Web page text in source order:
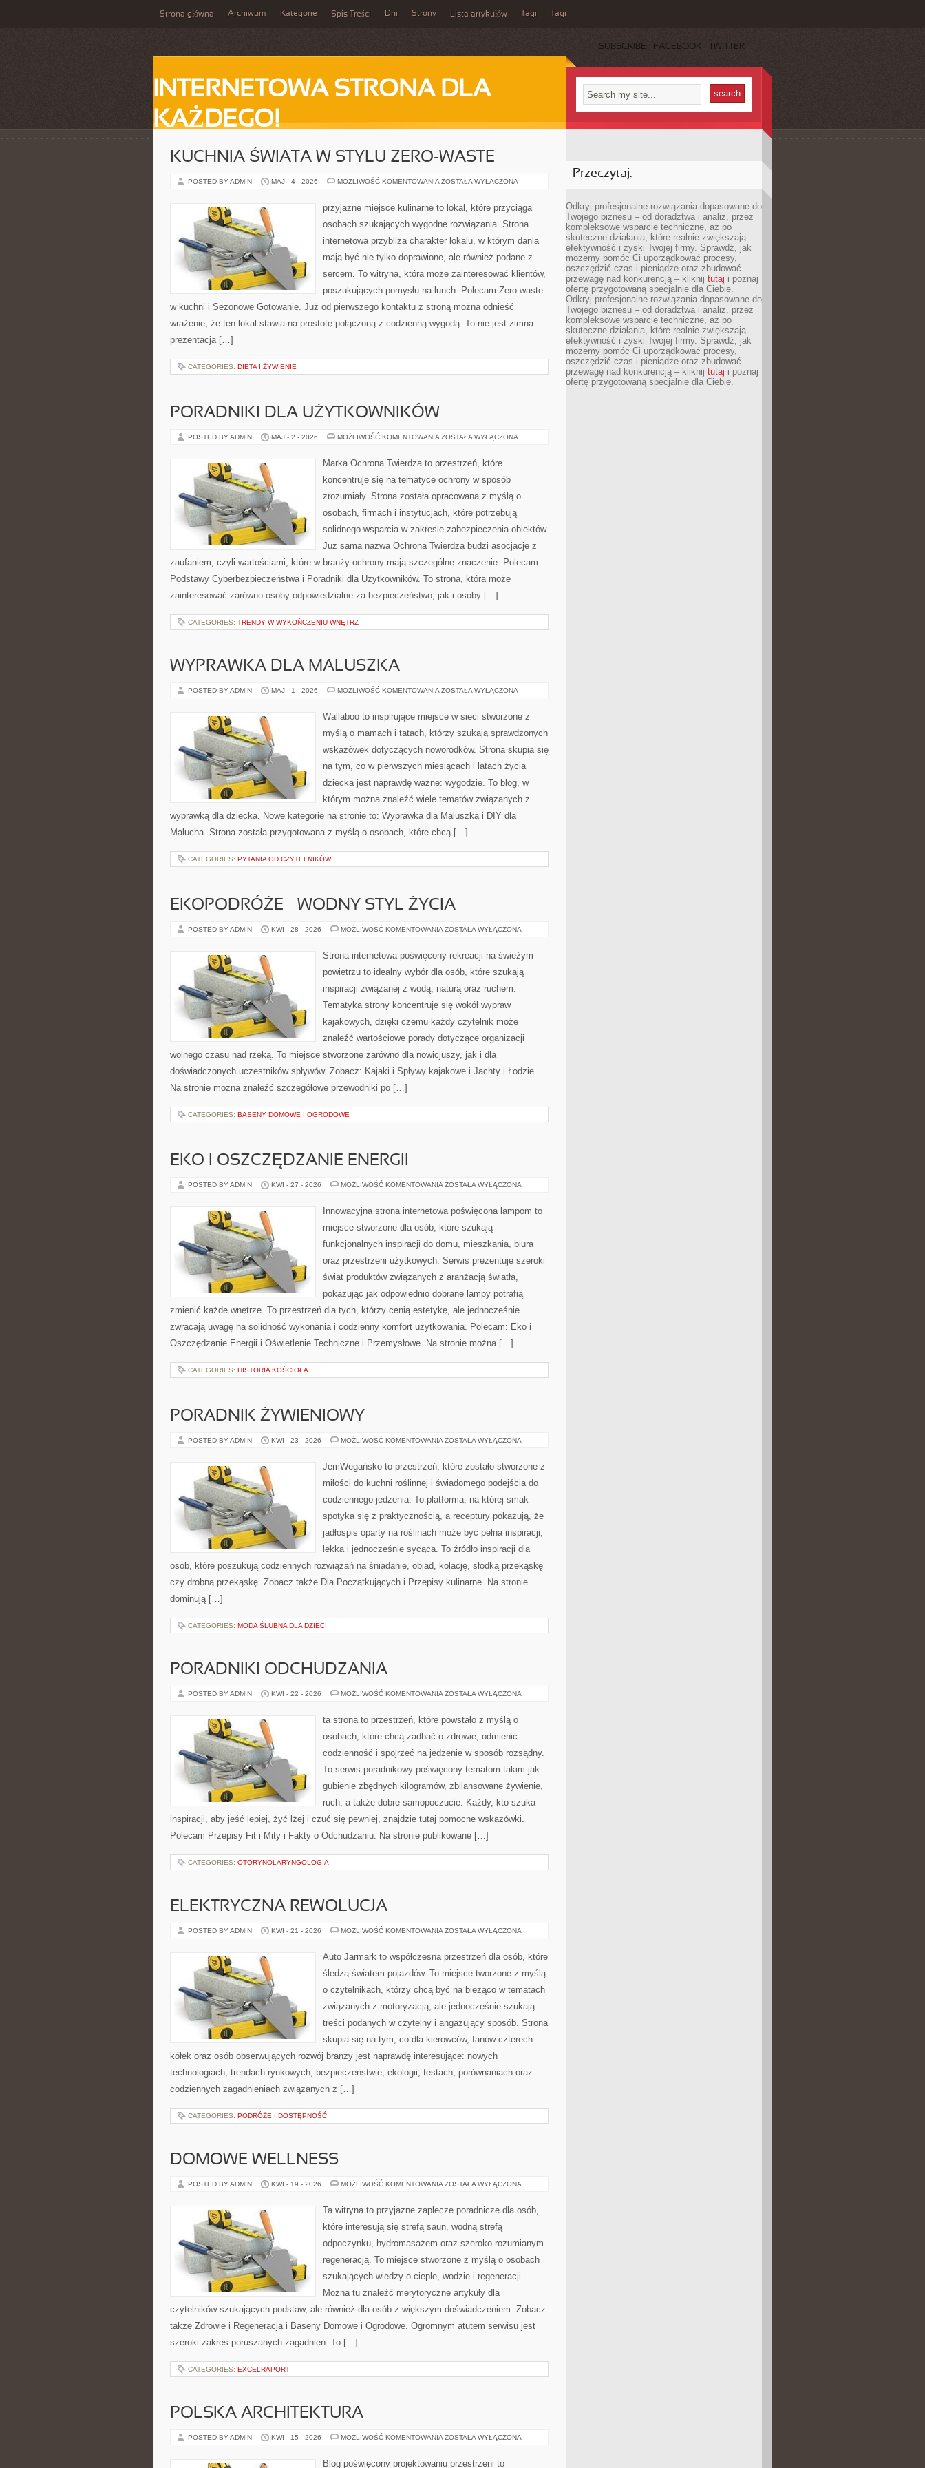
Strona główna Archiwum Kategorie Spis Treści Dni Strony Lista artykułów Tagi Tagi
SUBSCRIBE FACEBOOK TWITTER
INTERNETOWA STRONA DLA
KAŻDEGO!
KUCHNIA ŚWIATA W STYLU ZERO-WASTE
POSTED BY ADMIN MAJ - 4 - 2026 MOŻLIWOŚĆ KOMENTOWANIA KUCHNIA
STYLU
ZERO-
ZOSTAŁA WYŁĄCZONA
przyjazne miejsce kulinarne to lokal, które przyciąga
osobach szukających wygodne rozwiązania. Strona
internetowa przybliża charakter lokalu, w którym dania
mają być nie tylko doprawione, ale również podane z
sercem. To witryna, która może zainteresować klientów,
poszukujących pomysłu na lunch. Polecam Zero-waste
w kuchni i Sezonowe Gotowanie. Już od pierwszego kontaktu z stroną można odnieść
wrażenie, że ten lokal stawia na prostotę połączoną z codzienną wygodą. To nie jest zimna
prezentacja […]
CATEGORIES: DIETA I ŻYWIENIE
PORADNIKI DLA UŻYTKOWNIKÓW
POSTED BY ADMIN MAJ - 2 - 2026 MOŻLIWOŚĆ KOMENTOWANIA PORADNIKI
ZOSTAŁA WYŁĄCZONA
Marka Ochrona Twierdza to przestrzeń, które
koncentruje się na tematyce ochrony w sposób
zrozumiały. Strona została opracowana z myślą o
osobach, firmach i instytucjach, które potrzebują
solidnego wsparcia w zakresie zabezpieczenia obiektów.
Już sama nazwa Ochrona Twierdza budzi asocjacje z
zaufaniem, czyli wartościami, które w branży ochrony mają szczególne znaczenie. Polecam:
Podstawy Cyberbezpieczeństwa i Poradniki dla Użytkowników. To strona, która może
zainteresować zarówno osoby odpowiedzialne za bezpieczeństwo, jak i osoby […]
CATEGORIES: TRENDY W WYKOŃCZENIU WNĘTRZ
WYPRAWKA DLA MALUSZKA
POSTED BY ADMIN MAJ - 1 - 2026 MOŻLIWOŚĆ KOMENTOWANIA WYPRAWKA
ZOSTAŁA WYŁĄCZONA
Wallaboo to inspirujące miejsce w sieci stworzone z
myślą o mamach i tatach, którzy szukają sprawdzonych
wskazówek dotyczących noworodków. Strona skupia się
na tym, co w pierwszych miesiącach i latach życia
dziecka jest naprawdę ważne: wygodzie. To blog, w
którym można znaleźć wiele tematów związanych z
wyprawką dla dziecka. Nowe kategorie na stronie to: Wyprawka dla Maluszka i DIY dla
Malucha. Strona została przygotowana z myślą o osobach, które chcą […]
CATEGORIES: PYTANIA OD CZYTELNIKÓW
EKOPODRÓŻE – WODNY STYL ŻYCIA
POSTED BY ADMIN KWI - 28 - 2026 MOŻLIWOŚĆ KOMENTOWANIA EKOPODRÓŻE
STYL
ŻYCIA
ZOSTAŁA WYŁĄCZONA
Strona internetowa poświęcony rekreacji na świeżym
powietrzu to idealny wybór dla osób, które szukają
inspiracji związanej z wodą, naturą oraz ruchem.
Tematyka strony koncentruje się wokół wypraw
kajakowych, dzięki czemu każdy czytelnik może
znaleźć wartościowe porady dotyczące organizacji
wolnego czasu nad rzeką. To miejsce stworzone zarówno dla nowicjuszy, jak i dla
doświadczonych uczestników spływów. Zobacz: Kajaki i Spływy kajakowe i Jachty i Łodzie.
Na stronie można znaleźć szczegółowe przewodniki po […]
CATEGORIES: BASENY DOMOWE I OGRODOWE
EKO I OSZCZĘDZANIE ENERGII
POSTED BY ADMIN KWI - 27 - 2026 MOŻLIWOŚĆ KOMENTOWANIA EKO
ENERGII
ZOSTAŁA WYŁĄCZONA
Innowacyjna strona internetowa poświęcona lampom to
miejsce stworzone dla osób, które szukają
funkcjonalnych inspiracji do domu, mieszkania, biura
oraz przestrzeni użytkowych. Serwis prezentuje szeroki
świat produktów związanych z aranżacją światła,
pokazując jak odpowiednio dobrane lampy potrafią
zmienić każde wnętrze. To przestrzeń dla tych, którzy cenią estetykę, ale jednocześnie
zwracają uwagę na solidność wykonania i codzienny komfort użytkowania. Polecam: Eko i
Oszczędzanie Energii i Oświetlenie Techniczne i Przemysłowe. Na stronie można […]
CATEGORIES: HISTORIA KOŚCIOŁA
PORADNIK ŻYWIENIOWY
POSTED BY ADMIN KWI - 23 - 2026 MOŻLIWOŚĆ KOMENTOWANIA PORADNIK
ZOSTAŁA WYŁĄCZONA
JemWegańsko to przestrzeń, które zostało stworzone z
miłości do kuchni roślinnej i świadomego podejścia do
codziennego jedzenia. To platforma, na której smak
spotyka się z praktycznością, a receptury pokazują, że
jadłospis oparty na roślinach może być pełna inspiracji,
lekka i jednocześnie sycąca. To źródło inspiracji dla
osób, które poszukują codziennych rozwiązań na śniadanie, obiad, kolację, słodką przekąskę
czy drobną przekąskę. Zobacz także Dla Początkujących i Przepisy kulinarne. Na stronie
dominują […]
CATEGORIES: MODA ŚLUBNA DLA DZIECI
PORADNIKI ODCHUDZANIA
POSTED BY ADMIN KWI - 22 - 2026 MOŻLIWOŚĆ KOMENTOWANIA PORADNIKI
ZOSTAŁA WYŁĄCZONA
ta strona to przestrzeń, które powstało z myślą o
osobach, które chcą zadbać o zdrowie, odmienić
codzienność i spojrzeć na jedzenie w sposób rozsądny.
To serwis poradnikowy poświęcony tematom takim jak
gubienie zbędnych kilogramów, zbilansowane żywienie,
ruch, a także dobre samopoczucie. Każdy, kto szuka
inspiracji, aby jeść lepiej, żyć lżej i czuć się pewniej, znajdzie tutaj pomocne wskazówki.
Polecam Przepisy Fit i Mity i Fakty o Odchudzaniu. Na stronie publikowane […]
CATEGORIES: OTORYNOLARYNGOLOGIA
ELEKTRYCZNA REWOLUCJA
POSTED BY ADMIN KWI - 21 - 2026 MOŻLIWOŚĆ KOMENTOWANIA ELEKTRYCZNA
ZOSTAŁA WYŁĄCZONA
Auto Jarmark to współczesna przestrzeń dla osób, które
śledzą światem pojazdów. To miejsce tworzone z myślą
o czytelnikach, którzy chcą być na bieżąco w tematach
związanych z motoryzacją, ale jednocześnie szukają
treści podanych w czytelny i angażujący sposób. Strona
skupia się na tym, co dla kierowców, fanów czterech
kółek oraz osób obserwujących rozwój branży jest naprawdę interesujące: nowych
technologiach, trendach rynkowych, bezpieczeństwie, ekologii, testach, porównaniach oraz
codziennych zagadnieniach związanych z […]
CATEGORIES: PODRÓŻE I DOSTĘPNOŚĆ
DOMOWE WELLNESS
POSTED BY ADMIN KWI - 19 - 2026 MOŻLIWOŚĆ KOMENTOWANIA DOMOWE
ZOSTAŁA WYŁĄCZONA
Ta witryna to przyjazne zaplecze poradnicze dla osób,
które interesują się strefą saun, wodną strefą
odpoczynku, hydromasażem oraz szeroko rozumianym
regeneracją. To miejsce stworzone z myślą o osobach
szukających wiedzy o cieple, wodzie i regeneracji.
Można tu znaleźć merytoryczne artykuły dla
czytelników szukających podstaw, ale również dla osób z większym doświadczeniem. Zobacz
także Zdrowie i Regeneracja i Baseny Domowe i Ogrodowe. Ogromnym atutem serwisu jest
szeroki zakres poruszanych zagadnień. To […]
CATEGORIES: EXCELRAPORT
POLSKA ARCHITEKTURA
POSTED BY ADMIN KWI - 15 - 2026 MOŻLIWOŚĆ KOMENTOWANIA POLSKA
ZOSTAŁA WYŁĄCZONA
Blog poświęcony projektowaniu przestrzeni to
Przeczytaj:
Odkryj profesjonalne rozwiązania dopasowane do
Twojego biznesu – od doradztwa i analiz, przez
kompleksowe wsparcie techniczne, aż po
skuteczne działania, które realnie zwiększają
efektywność i zyski Twojej firmy. Sprawdź, jak
możemy pomóc Ci uporządkować procesy,
oszczędzić czas i pieniądze oraz zbudować
przewagę nad konkurencją – kliknij tutaj i poznaj
ofertę przygotowaną specjalnie dla Ciebie.
Odkryj profesjonalne rozwiązania dopasowane do
Twojego biznesu – od doradztwa i analiz, przez
kompleksowe wsparcie techniczne, aż po
skuteczne działania, które realnie zwiększają
efektywność i zyski Twojej firmy. Sprawdź, jak
możemy pomóc Ci uporządkować procesy,
oszczędzić czas i pieniądze oraz zbudować
przewagę nad konkurencją – kliknij tutaj i poznaj
ofertę przygotowaną specjalnie dla Ciebie.